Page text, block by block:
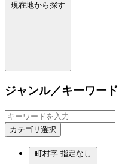
現在地から探す
ジャンル／キーワード
カテゴリ選択
町村字 指定なし